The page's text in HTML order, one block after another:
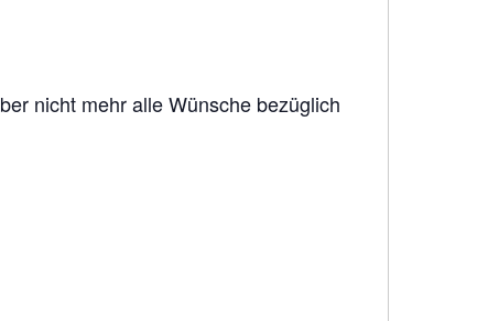
nicht mehr alle Wünsche bezüglich